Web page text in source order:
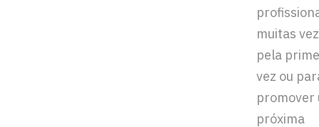
muitas
pela
vez ou
promover
próxima